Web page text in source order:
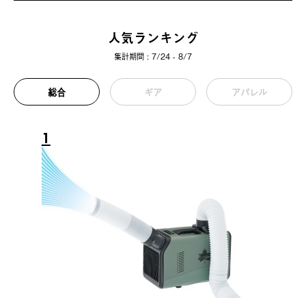
人気ランキング
集計期間 : 7/24 - 8/7
総合 ギア アパレル
1